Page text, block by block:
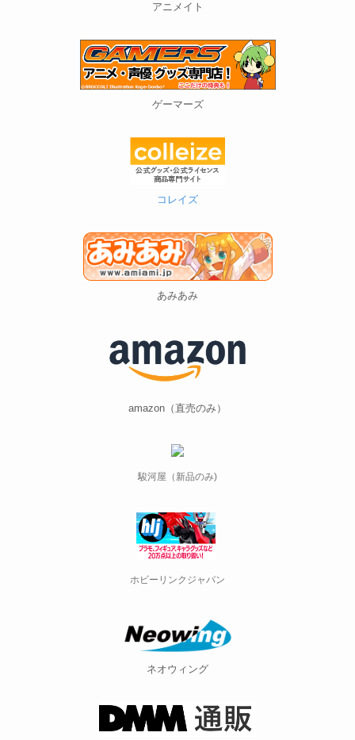
アニメイト
ゲーマーズ
コレイズ
あみあみ
amazon（直売のみ）
駿河屋（新品のみ)
ホビーリンクジャパン
ネオウィング